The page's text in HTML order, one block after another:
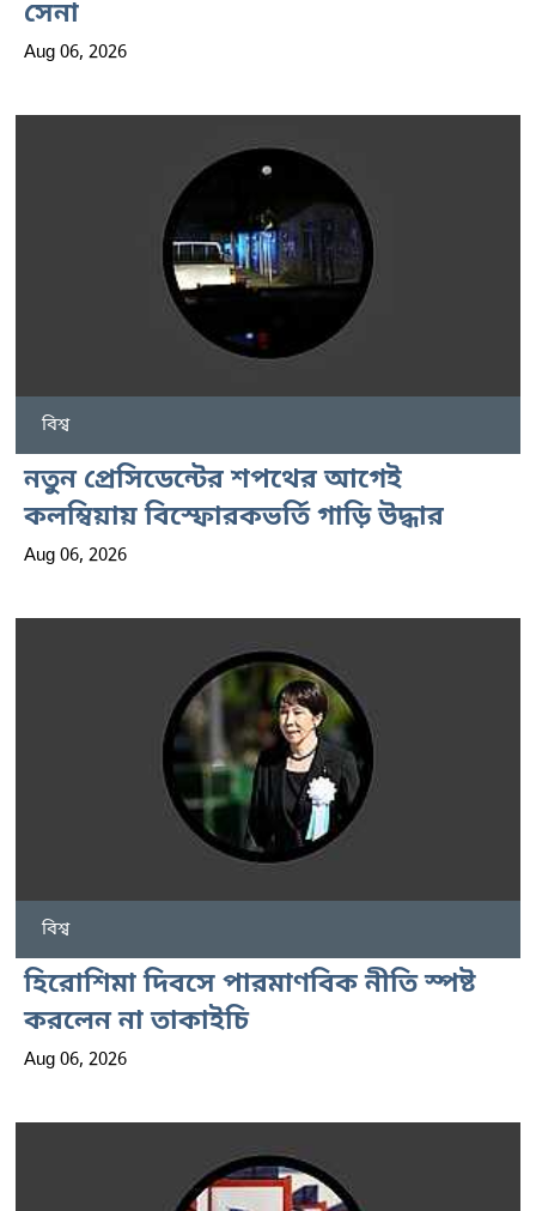
সেনা
Aug 06, 2026
বিশ্ব
নতুন প্রেসিডেন্টের শপথের আগেই
কলম্বিয়ায় বিস্ফোরকভর্তি গাড়ি উদ্ধার
Aug 06, 2026
বিশ্ব
হিরোশিমা দিবসে পারমাণবিক নীতি স্পষ্ট
করলেন না তাকাইচি
Aug 06, 2026